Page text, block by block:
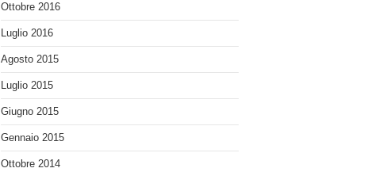
Ottobre 2016
Luglio 2016
Agosto 2015
Luglio 2015
Giugno 2015
Gennaio 2015
Ottobre 2014